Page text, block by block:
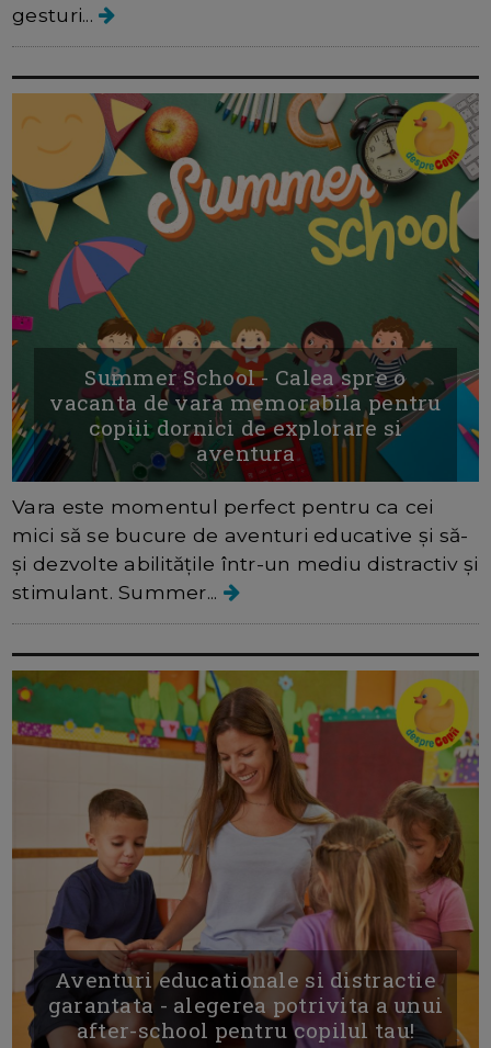
gesturi...
Summer School - Calea spre o
vacanta de vara memorabila pentru
copiii dornici de explorare si
aventura
Vara este momentul perfect pentru ca cei
mici să se bucure de aventuri educative și să-
și dezvolte abilitățile într-un mediu distractiv și
stimulant. Summer...
Aventuri educationale si distractie
garantata - alegerea potrivita a unui
after-school pentru copilul tau!